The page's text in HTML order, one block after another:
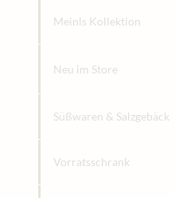
Meinls Kollektion
Neu im Store
Süßwaren & Salzgebäck
Vorratsschrank